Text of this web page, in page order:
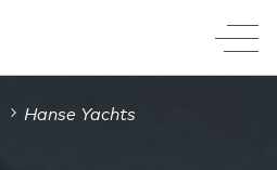
Hanse Yachts